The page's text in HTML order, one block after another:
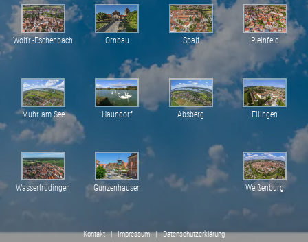
Weißenburg
Ellingen
Pleinfeld
Absberg
Spalt
Gunzenhausen
Wassertrüdingen
Muhr am See Haundorf
Ornbau
Wolfr.-Eschenbach
Datenschutzerklärung
  |
Impressum
  |
Kontakt